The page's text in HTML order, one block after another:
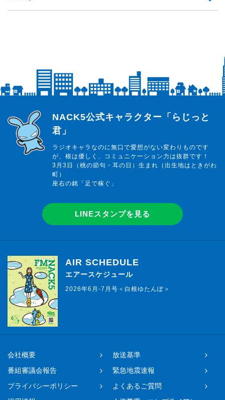
らじっと君
NACK5公式キャラクター「らじっと
君」
ラジオキャラなのに無口で愛想がない変わりものです
が、根は優しく、コミュニケーション力は抜群です！
3月3日（桃の節句・耳の日）生まれ（出生地はときがわ
町）
座右の銘「足で稼ぐ」
LINEスタンプを見る
AIR SCHEDULE
エアースケジュール
2026年6月-7月号＜白根ゆたんぽ＞
会社概要
放送基準
番組審議会報告
緊急地震速報
プライバシーポリシー
よくあるご質問